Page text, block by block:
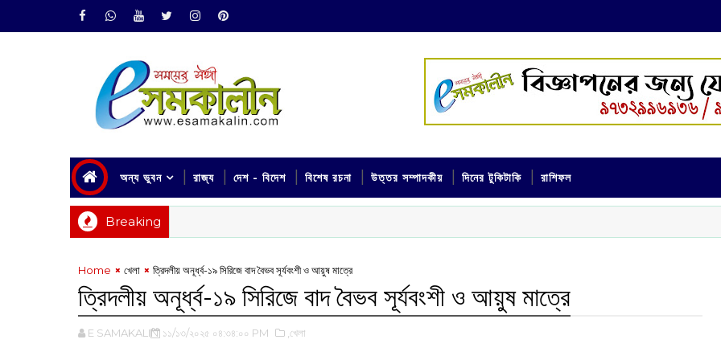
অন্য ভুবন রাজ্য দেশ - বিদেশ বিশেষ রচনা উত্তর সম্পাদকীয় দিনের টুকিটাকি রাশিফল
Breaking
Home খেলা ত্রিদলীয় অনূর্ধ্ব-১৯ সিরিজে বাদ বৈভব সূর্যবংশী ও আয়ুষ মাত্রে
ত্রিদলীয় অনূর্ধ্ব-১৯ সিরিজে বাদ বৈভব সূর্যবংশী ও আয়ুষ মাত্রে
E SAMAKALIN ১১/১৩/২০২৫ ০৪:৩৪:০০ PM ,খেলা